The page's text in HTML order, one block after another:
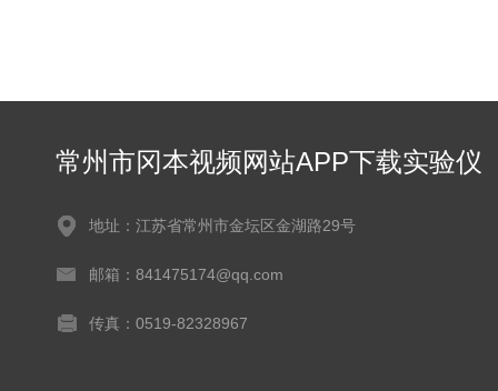
常州市冈本视频网站APP下载实验仪
地址：江苏省常州市金坛区金湖路29号
邮箱：841475174@qq.com
传真：0519-82328967